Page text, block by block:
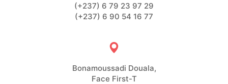
(+237) 6 79 23 97 29
(+237) 6 90 54 16 77
Bonamoussadi Douala,
Face First-T